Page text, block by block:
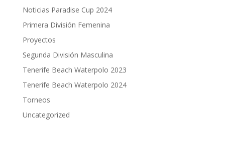
Noticias Paradise Cup 2024
Primera División Femenina
Proyectos
Segunda División Masculina
Tenerife Beach Waterpolo 2023
Tenerife Beach Waterpolo 2024
Torneos
Uncategorized